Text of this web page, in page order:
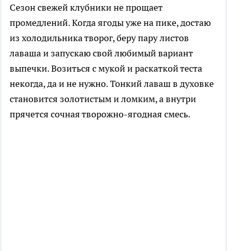
Сезон свежей клубники не прощает
промедлений. Когда ягоды уже на пике, достаю
из холодильника творог, беру пару листов
лаваша и запускаю свой любимый вариант
выпечки. Возиться с мукой и раскаткой теста
некогда, да и не нужно. Тонкий лаваш в духовке
становится золотистым и ломким, а внутри
прячется сочная творожно-ягодная смесь.